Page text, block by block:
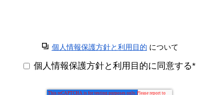
個人情報保護方針と利用目的 について
個人情報保護方針と利用目的に同意する*